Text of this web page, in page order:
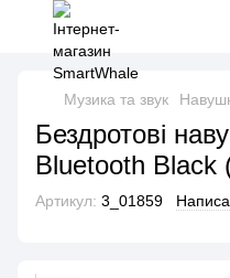
Музика та звук
Бездротові
Bluetooth Black
Артикул: 3_01859